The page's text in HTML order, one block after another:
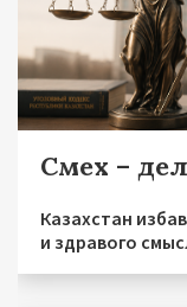
Смех –
Казахстан
и здравого